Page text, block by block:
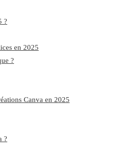
?
en 2025
?
Canva en 2025
?